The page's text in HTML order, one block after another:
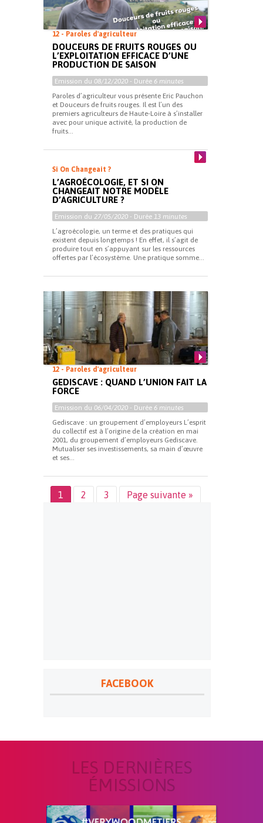
12 - Paroles d'agriculteur
DOUCEURS DE FRUITS ROUGES OU
L’EXPLOITATION EFFICACE D’UNE
PRODUCTION DE SAISON
Emission du 08/12/2020 - Durée 6 minutes
Paroles d’agriculteur vous présente Eric Pauchon
et Douceurs de fruits rouges. Il est l’un des
premiers agriculteurs de Haute-Loire à s’installer
avec pour unique activité, la production de
fruits...
Si On Changeait ?
L’AGROÉCOLOGIE, ET SI ON
CHANGEAIT NOTRE MODÈLE
D’AGRICULTURE ?
Emission du 27/05/2020 - Durée 13 minutes
L’agroécologie, un terme et des pratiques qui
existent depuis longtemps ! En effet, il s’agit de
produire tout en s’appuyant sur les ressources
offertes par l’écosystème. Une pratique somme...
12 - Paroles d'agriculteur
GEDISCAVE : QUAND L’UNION FAIT LA
FORCE
Emission du 06/04/2020 - Durée 6 minutes
Gediscave : un groupement d’employeurs L’esprit
du collectif est à l’origine de la création en mai
2001, du groupement d’employeurs Gediscave.
Mutualiser ses investissements, sa main d’œuvre
et ses...
1 2 3 Page suivante »
FACEBOOK
LES DERNIÈRES
ÉMISSIONS